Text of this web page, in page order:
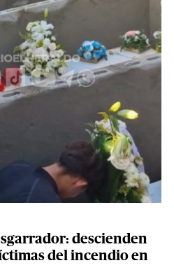
descienden
del incendio en